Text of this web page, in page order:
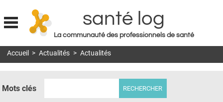
Jump to navigation
santé log
La communauté des professionnels de santé
MON COMPTE
Accueil > Actualités > Actualités
Mots clés